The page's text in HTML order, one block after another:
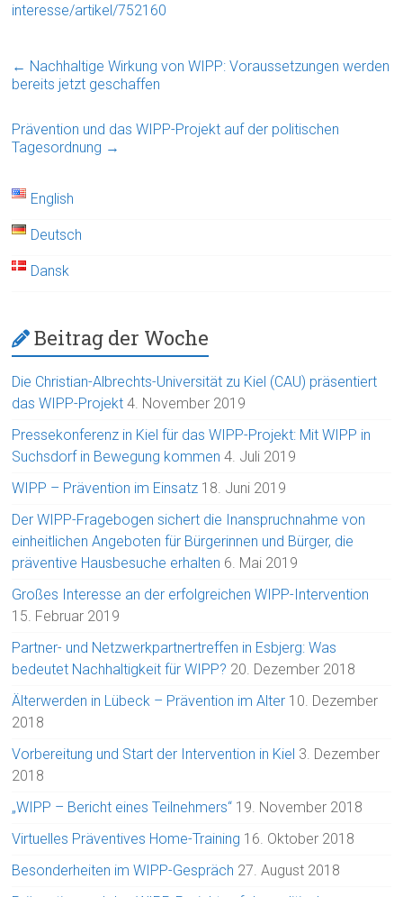
interesse/artikel/752160
← Nachhaltige Wirkung von WIPP: Voraussetzungen werden
bereits jetzt geschaffen
Prävention und das WIPP-Projekt auf der politischen
Tagesordnung →
English
Deutsch
Dansk
Beitrag der Woche
Die Christian-Albrechts-Universität zu Kiel (CAU) präsentiert
das WIPP-Projekt 4. November 2019
Pressekonferenz in Kiel für das WIPP-Projekt: Mit WIPP in
Suchsdorf in Bewegung kommen 4. Juli 2019
WIPP – Prävention im Einsatz 18. Juni 2019
Der WIPP-Fragebogen sichert die Inanspruchnahme von
einheitlichen Angeboten für Bürgerinnen und Bürger, die
präventive Hausbesuche erhalten 6. Mai 2019
Großes Interesse an der erfolgreichen WIPP-Intervention
15. Februar 2019
Partner- und Netzwerkpartnertreffen in Esbjerg: Was
bedeutet Nachhaltigkeit für WIPP? 20. Dezember 2018
Älterwerden in Lübeck – Prävention im Alter 10. Dezember
2018
Vorbereitung und Start der Intervention in Kiel 3. Dezember
2018
„WIPP – Bericht eines Teilnehmers“ 19. November 2018
Virtuelles Präventives Home-Training 16. Oktober 2018
Besonderheiten im WIPP-Gespräch 27. August 2018